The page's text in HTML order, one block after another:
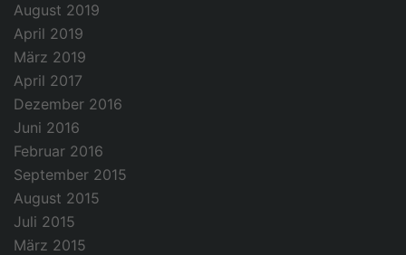
August 2019
April 2019
März 2019
April 2017
Dezember 2016
Juni 2016
Februar 2016
September 2015
August 2015
Juli 2015
März 2015